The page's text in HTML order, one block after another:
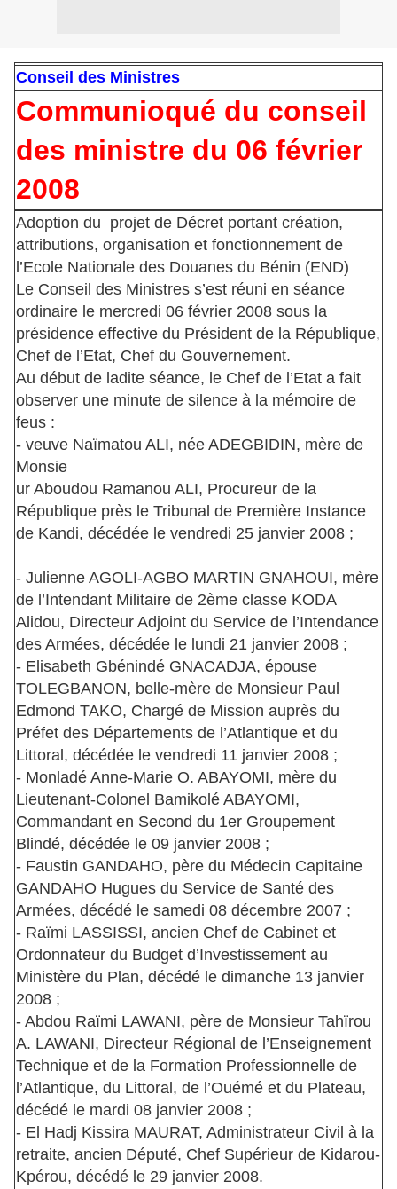
Conseil des Ministres
Communioqué du conseil
des ministre du 06 février
2008
Adoption du projet de Décret portant création,
attributions, organisation et fonctionnement de
l’Ecole Nationale des Douanes du Bénin (END)
Le Conseil des Ministres s’est réuni en séance
ordinaire le mercredi 06 février 2008 sous la
présidence effective du Président de la République,
Chef de l’Etat, Chef du Gouvernement.
Au début de ladite séance, le Chef de l’Etat a fait
observer une minute de silence à la mémoire de
feus :
- veuve Naïmatou ALI, née ADEGBIDIN, mère de
Monsie
ur Aboudou Ramanou ALI, Procureur de la
République près le Tribunal de Première Instance
de Kandi, décédée le vendredi 25 janvier 2008 ;
- Julienne AGOLI-AGBO MARTIN GNAHOUI, mère
de l’Intendant Militaire de 2ème classe KODA
Alidou, Directeur Adjoint du Service de l’Intendance
des Armées, décédée le lundi 21 janvier 2008 ;
- Elisabeth Gbénindé GNACADJA, épouse
TOLEGBANON, belle-mère de Monsieur Paul
Edmond TAKO, Chargé de Mission auprès du
Préfet des Départements de l’Atlantique et du
Littoral, décédée le vendredi 11 janvier 2008 ;
- Monladé Anne-Marie O. ABAYOMI, mère du
Lieutenant-Colonel Bamikolé ABAYOMI,
Commandant en Second du 1er Groupement
Blindé, décédée le 09 janvier 2008 ;
- Faustin GANDAHO, père du Médecin Capitaine
GANDAHO Hugues du Service de Santé des
Armées, décédé le samedi 08 décembre 2007 ;
- Raïmi LASSISSI, ancien Chef de Cabinet et
Ordonnateur du Budget d’Investissement au
Ministère du Plan, décédé le dimanche 13 janvier
2008 ;
- Abdou Raïmi LAWANI, père de Monsieur Tahïrou
A. LAWANI, Directeur Régional de l’Enseignement
Technique et de la Formation Professionnelle de
l’Atlantique, du Littoral, de l’Ouémé et du Plateau,
décédé le mardi 08 janvier 2008 ;
- El Hadj Kissira MAURAT, Administrateur Civil à la
retraite, ancien Député, Chef Supérieur de Kidarou-
Kpérou, décédé le 29 janvier 2008.